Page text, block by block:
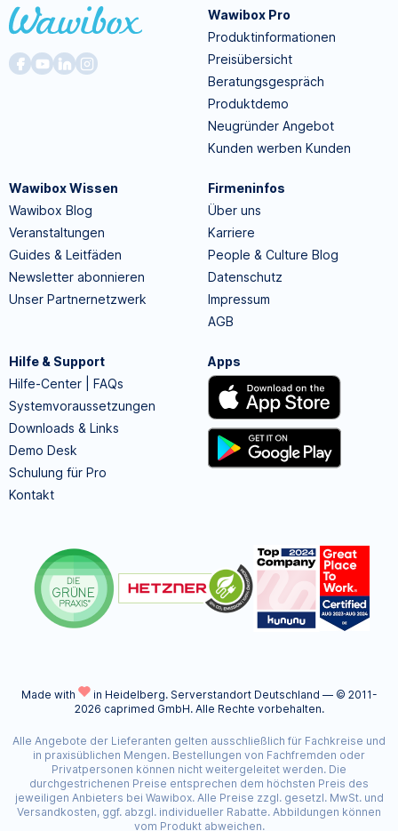
Wawibox Pro
Produktinformationen
Preisübersicht
Beratungsgespräch
Produktdemo
Neugründer Angebot
Kunden werben Kunden
Wawibox Wissen
Wawibox Blog
Veranstaltungen
Guides & Leitfäden
Newsletter abonnieren
Unser Partnernetzwerk
Firmeninfos
Über uns
Karriere
People & Culture Blog
Datenschutz
Impressum
AGB
Hilfe & Support
Hilfe-Center | FAQs
Systemvoraussetzungen
Downloads & Links
Demo Desk
Schulung für Pro
Kontakt
Apps
Made with in Heidelberg. Serverstandort Deutschland — © 2011-
2026 caprimed GmbH. Alle Rechte vorbehalten.
Alle Angebote der Lieferanten gelten ausschließlich für Fachkreise und
in praxisüblichen Mengen. Bestellungen von Fachfremden oder
Privatpersonen können nicht weitergeleitet werden. Die
durchgestrichenen Preise entsprechen dem höchsten Preis des
jeweiligen Anbieters bei Wawibox. Alle Preise zzgl. gesetzl. MwSt. und
Versandkosten, ggf. abzgl. individueller Rabatte. Abbildungen können
vom Produkt abweichen.